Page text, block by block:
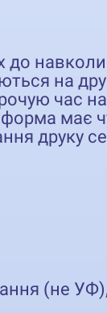
до
на
час
має
друку
(не